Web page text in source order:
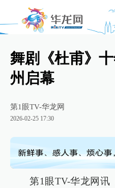
舞剧《杜甫》
州启幕
第1眼TV-华龙网
2026-02-25 17:30
第1眼TV-华龙网讯